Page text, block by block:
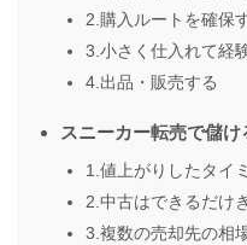
2.購入ルートを確保
3.小さく仕入れて経
4.出品・販売する
スニーカー転売で儲け
1.値上がりしたタイ
2.中古はできるだけ
3.複数の売却先の相